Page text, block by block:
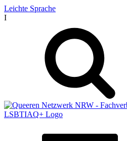
Leichte Sprache
I